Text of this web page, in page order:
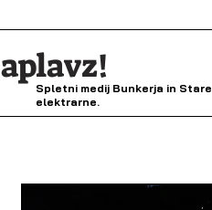
aplavz!
Spletni medij Bunkerja in Stare
elektrarne.